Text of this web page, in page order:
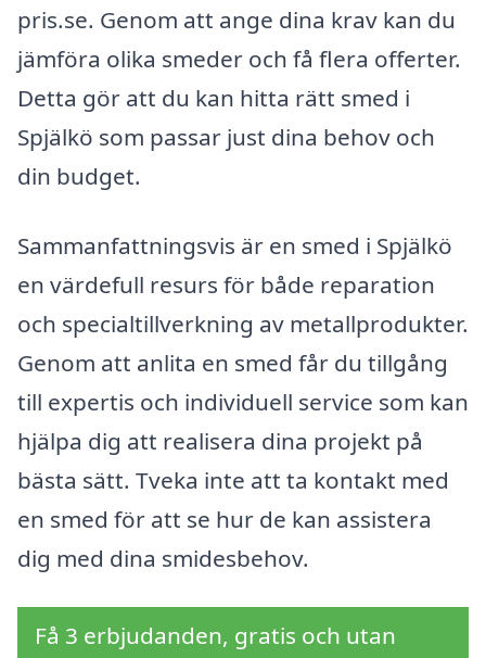
pris.se. Genom att ange dina krav kan du
jämföra olika smeder och få flera offerter.
Detta gör att du kan hitta rätt smed i
Spjälkö som passar just dina behov och
din budget.
Sammanfattningsvis är en smed i Spjälkö
en värdefull resurs för både reparation
och specialtillverkning av metallprodukter.
Genom att anlita en smed får du tillgång
till expertis och individuell service som kan
hjälpa dig att realisera dina projekt på
bästa sätt. Tveka inte att ta kontakt med
en smed för att se hur de kan assistera
dig med dina smidesbehov.
Få 3 erbjudanden, gratis och utan